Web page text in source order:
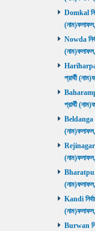
Domkal
Nowda
প্রার্থী
প্রার্থী
Beldanga
Rejinagar
Bharatpur
Kandi
Burwan